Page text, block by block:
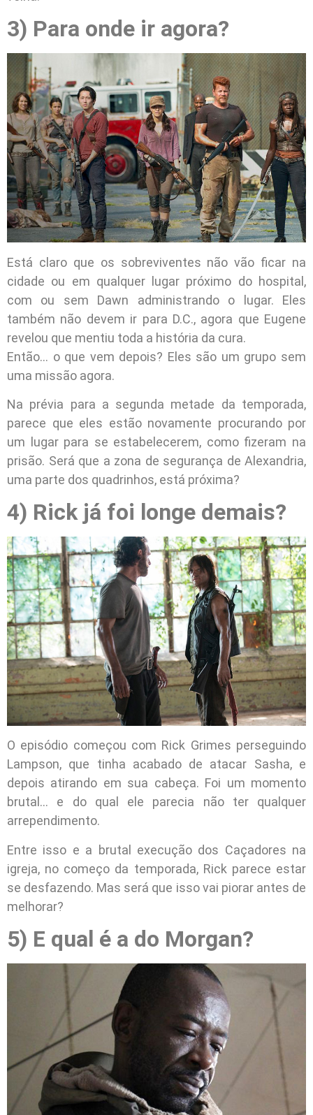
3) Para onde ir agora?
Está claro que os sobreviventes não vão ficar na
cidade ou em qualquer lugar próximo do hospital,
com ou sem Dawn administrando o lugar. Eles
também não devem ir para D.C., agora que Eugene
revelou que mentiu toda a história da cura.
Então… o que vem depois? Eles são um grupo sem
uma missão agora.
Na prévia para a segunda metade da temporada,
parece que eles estão novamente procurando por
um lugar para se estabelecerem, como fizeram na
prisão. Será que a zona de segurança de Alexandria,
uma parte dos quadrinhos, está próxima?
4) Rick já foi longe demais?
O episódio começou com Rick Grimes perseguindo
Lampson, que tinha acabado de atacar Sasha, e
depois atirando em sua cabeça. Foi um momento
brutal… e do qual ele parecia não ter qualquer
arrependimento.
Entre isso e a brutal execução dos Caçadores na
igreja, no começo da temporada, Rick parece estar
se desfazendo. Mas será que isso vai piorar antes de
melhorar?
5) E qual é a do Morgan?